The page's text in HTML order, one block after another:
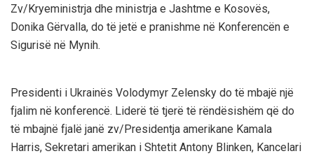
Zv/Kryeministrja dhe ministrja e Jashtme e Kosovës,
Donika Gërvalla, do të jetë e pranishme në Konferencën e
Sigurisë në Mynih.
Presidenti i Ukrainës Volodymyr Zelensky do të mbajë një
fjalim në konferencë. Liderë të tjerë të rëndësishëm që do
të mbajnë fjalë janë zv/Presidentja amerikane Kamala
Harris, Sekretari amerikan i Shtetit Antony Blinken, Kancelari